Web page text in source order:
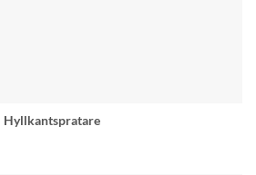
Hyllkantspratare